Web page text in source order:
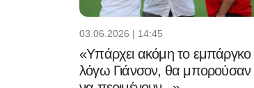
03.06.2026 | 14:45
«Υπάρχει ακόμη το εμπάργκο
λόγω Γιάνσον, θα μπορούσαν